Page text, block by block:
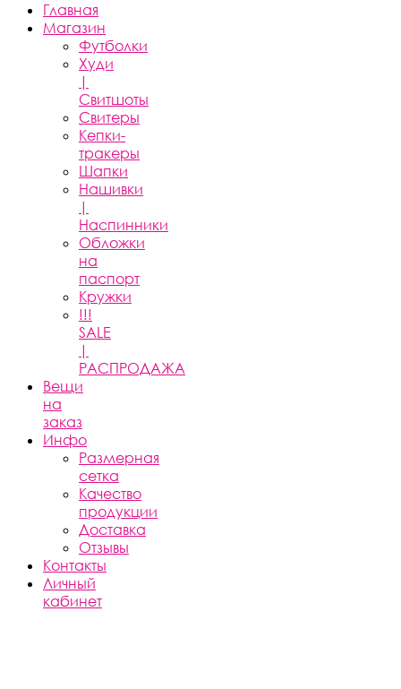
Главная
Магазин
Футболки
Худи
|
Свитшоты
Свитеры
Кепки-
тракеры
Шапки
Нашивки
|
Наспинники
Обложки
на
паспорт
Кружки
!!!
SALE
|
РАСПРОДАЖА
Вещи
на
заказ
Инфо
Размерная
сетка
Качество
продукции
Доставка
Отзывы
Контакты
Личный
кабинет